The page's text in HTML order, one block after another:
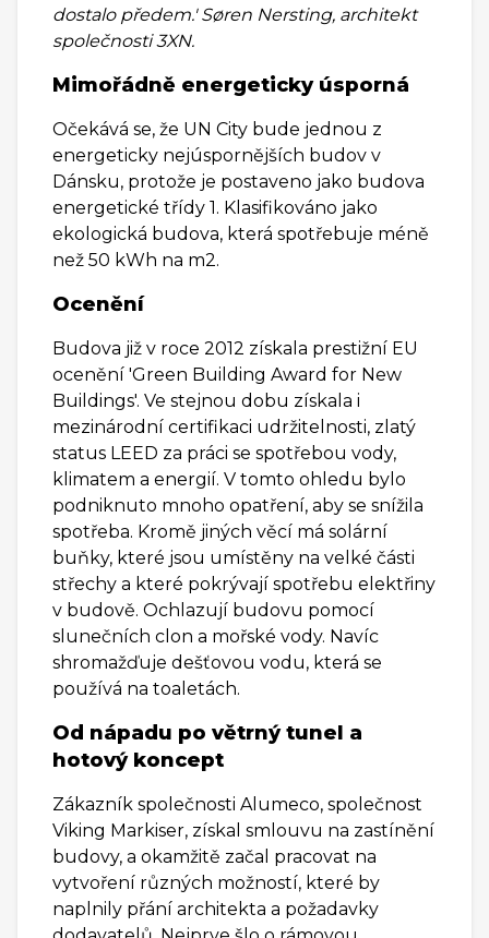
dostalo předem.' Søren Nersting, architekt
společnosti 3XN.
Mimořádně energeticky úsporná
Očekává se, že UN City bude jednou z
energeticky nejúspornějších budov v
Dánsku, protože je postaveno jako budova
energetické třídy 1. Klasifikováno jako
ekologická budova, která spotřebuje méně
než 50 kWh na m2.
Ocenění
Budova již v roce 2012 získala prestižní EU
ocenění 'Green Building Award for New
Buildings'. Ve stejnou dobu získala i
mezinárodní certifikaci udržitelnosti, zlatý
status LEED za práci se spotřebou vody,
klimatem a energií. V tomto ohledu bylo
podniknuto mnoho opatření, aby se snížila
spotřeba. Kromě jiných věcí má solární
buňky, které jsou umístěny na velké části
střechy a které pokrývají spotřebu elektřiny
v budově. Ochlazují budovu pomocí
slunečních clon a mořské vody. Navíc
shromažďuje dešťovou vodu, která se
používá na toaletách.
Od nápadu po větrný tunel a
hotový koncept
Zákazník společnosti Alumeco, společnost
Viking Markiser, získal smlouvu na zastínění
budovy, a okamžitě začal pracovat na
vytvoření různých možností, které by
naplnily přání architekta a požadavky